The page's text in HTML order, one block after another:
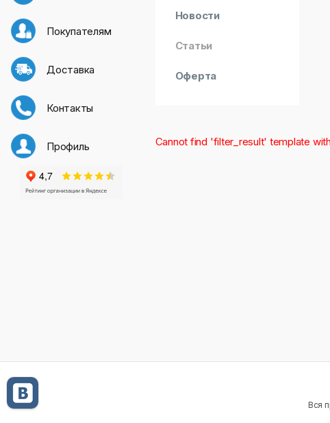
Покупателям
Доставка
Контакты
Профиль
Новости
Статьи
Оферта
Cannot find 'filter_result' template
Вся